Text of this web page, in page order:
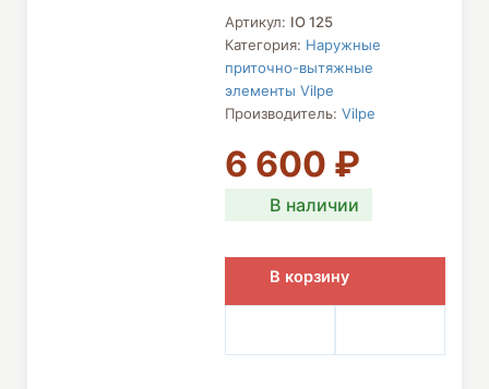
Артикул: IO 125
Категория: Наружные
приточно-вытяжные
элементы Vilpe
Производитель: Vilpe
6 600 ₽
В наличии
В корзину